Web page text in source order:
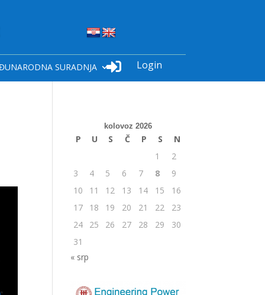
SURADNJA  Login
kolovoz 2026
P U S Č P S
N
1
2
3
4 5 6 7 8
9
10
11 12 13 14 15
16
17
18 19 20 21 22
23
24
25 26 27 28 29
30
31
« srp